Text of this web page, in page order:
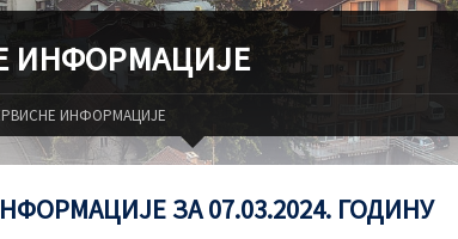
ИНФОРМАЦИЈЕ
ИНФОРМАЦИЈЕ
ЗА 07.03.2024. ГОДИНУ